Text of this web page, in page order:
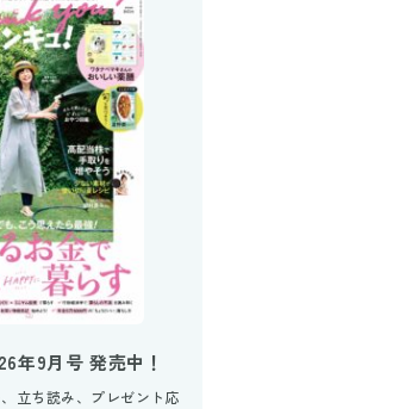
年9月号 発売中！
立ち読み、プレゼント応